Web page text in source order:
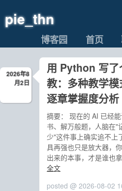
pie_thn
博客园 首页
2026年8
月2日
用 Python 写了
教：多种教学模
逐章掌握度分析
摘要： 现在的 AI 已经
书、解万般题，人脑在"
少"这件事上确实追不上
具再强也只是放大器，
出来的本事，才是谁也
全文
posted @ 2026-08-02